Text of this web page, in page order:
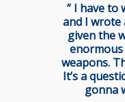
” I have to
and I wrote
given the
enormous
weapons.
It’s a
gonna